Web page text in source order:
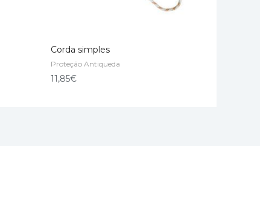
ADD TO CART
Corda simples
Proteção Antiqueda
11,85€